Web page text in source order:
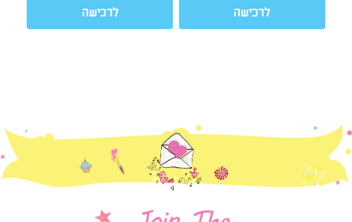
לרכישה לרכישה